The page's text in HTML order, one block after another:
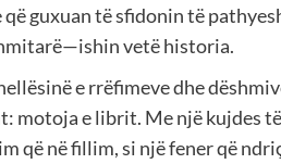
guxuan të sfidonin të
vetë historia.
e rrëfimeve dhe
motoja e librit. Me një kujdes
që në fillim, si një fener që